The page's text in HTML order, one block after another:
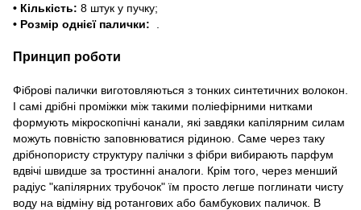
• Кількість: 8 штук у пучку;
• Розмір однієї палички:
Принцип роботи
Фіброві палички виготовляються з тонких синтетичних волокон.
І самі дрібні проміжки між такими поліефірними нитками
формують мікроскопічні канали, які завдяки капілярним силам
можуть повністю заповнюватися рідиною. Саме через таку
дрібнопористу структуру палічки з фібри вибирають парфум
вдвічі швидше за тростинні аналоги. Крім того, через менший
радіус "капілярних трубочок" їм просто легше поглинати чисту
воду на відміну від ротангових або бамбукових паличок. В